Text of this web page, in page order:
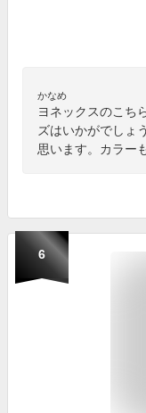
かなめ
ヨネックスのこち
ズはいかがでしょ
思います。カラー
6